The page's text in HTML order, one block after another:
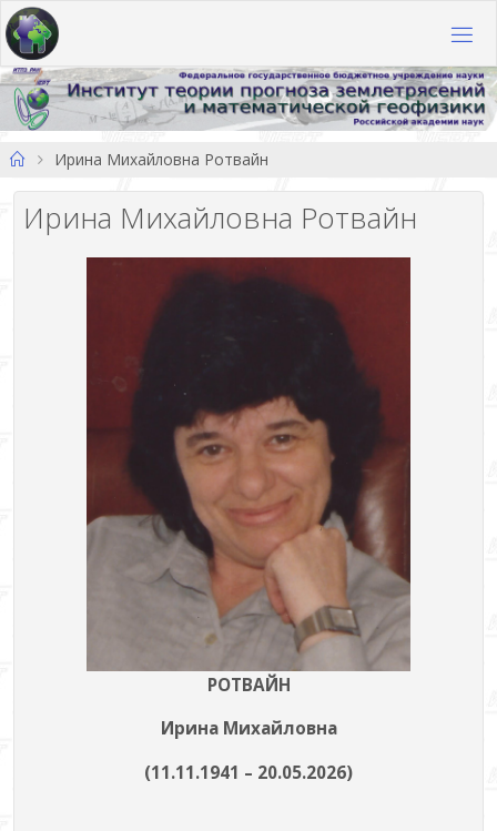
Перейти
к
содержимому
ГлавнаяИрина Михайловна Ротвайн
Ирина Михайловна Ротвайн
РОТВАЙН
Ирина Михайловна
(11.11.1941 – 20.05.2026)